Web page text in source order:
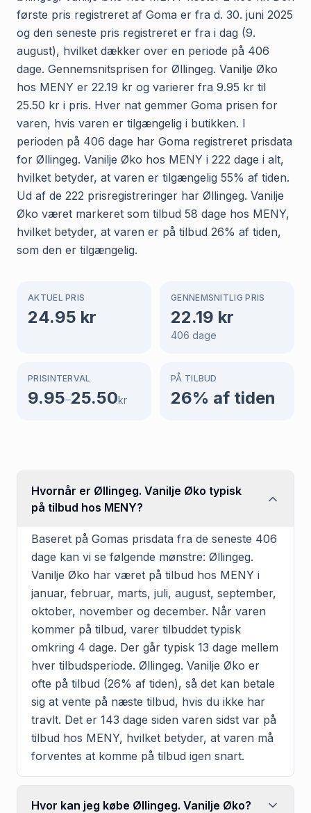
første pris registreret af Goma er fra d. 30. juni 2025
og den seneste pris registreret er fra i dag (9.
august), hvilket dækker over en periode på 406
dage. Gennemsnitsprisen for Øllingeg. Vanilje Øko
hos MENY er 22.19 kr og varierer fra 9.95 kr til
25.50 kr i pris. Hver nat gemmer Goma prisen for
varen, hvis varen er tilgængelig i butikken. I
perioden på 406 dage har Goma registreret prisdata
for Øllingeg. Vanilje Øko hos MENY i 222 dage i alt,
hvilket betyder, at varen er tilgængelig 55% af tiden.
Ud af de 222 prisregistreringer har Øllingeg. Vanilje
Øko været markeret som tilbud 58 dage hos MENY,
hvilket betyder, at varen er på tilbud 26% af tiden,
som den er tilgængelig.
AKTUEL PRIS
24.95 kr
GENNEMSNITLIG PRIS
22.19 kr
406 dage
PRISINTERVAL
9.95–25.50kr
PÅ TILBUD
26% af tiden
Hvornår er Øllingeg. Vanilje Øko typisk
på tilbud hos MENY?
Baseret på Gomas prisdata fra de seneste 406
dage kan vi se følgende mønstre: Øllingeg.
Vanilje Øko har været på tilbud hos MENY i
januar, februar, marts, juli, august, september,
oktober, november og december. Når varen
kommer på tilbud, varer tilbuddet typisk
omkring 4 dage. Der går typisk 13 dage mellem
hver tilbudsperiode. Øllingeg. Vanilje Øko er
ofte på tilbud (26% af tiden), så det kan betale
sig at vente på næste tilbud, hvis du ikke har
travlt. Det er 143 dage siden varen sidst var på
tilbud hos MENY, hvilket betyder, at varen må
forventes at komme på tilbud igen snart.
Hvor kan jeg købe Øllingeg. Vanilje Øko?